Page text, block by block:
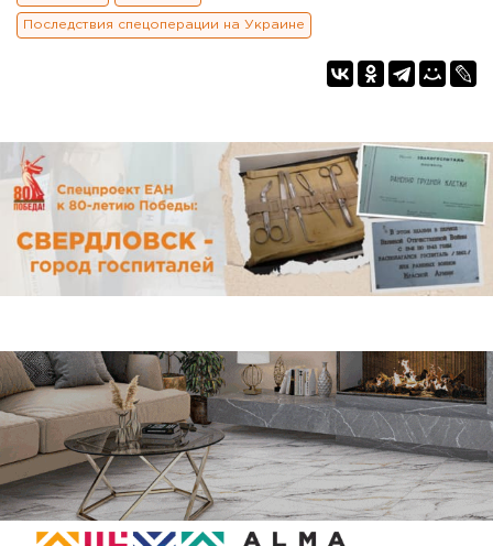
Последствия спецоперации на Украине